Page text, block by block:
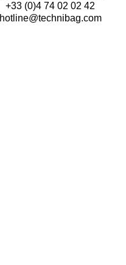
+33 (0)4 74 02 02 42
hotline@technibag.com